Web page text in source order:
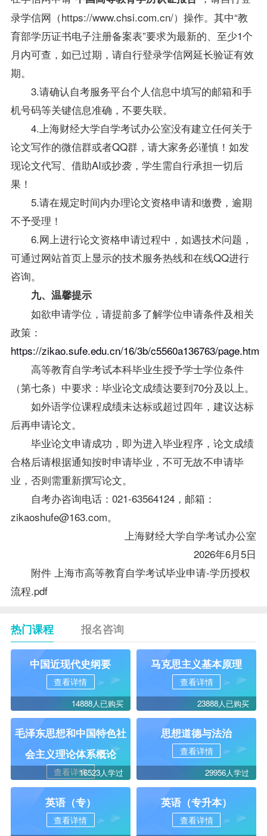
录学信网（https://www.chsi.com.cn/）操作。其中“教
育部学历证书电子注册备案表”要求为最新的、至少1个
月内可查，如已过期，请自行登录学信网延长验证有效
期。
3.请确认自考服务平台个人信息中填写的邮箱和手
机号码等关键信息准确，不要失联。
4.上海财经大学自学考试办公室没有建立任何关于
论文写作的微信群或者QQ群，请大家务必谨慎！如发
现论文代写、借助AI或抄袭，学生需自行承担一切后
果！
5.请在规定时间内办理论文资格申请和缴费，逾期
不予受理！
6.网上进行论文资格申请过程中，如遇技术问题，
可通过网站首页上显示的技术服务热线和在线QQ进行
咨询。
九、温馨提示
如欲申请学位，请提前多了解学位申请条件及相关
政策：
https://zikao.sufe.edu.cn/16/3b/c5560a136763/page.htm
高等教育自学考试本科毕业生授予学士学位条件
（第七条）中要求：毕业论文成绩达要到70分及以上。
如外语学位课程成绩未达标或超过四年，建议达标
后再申请论文。
毕业论文申请成功，即为进入毕业程序，论文成绩
合格后请根据通知按时申请毕业，不可无故不申请毕
业，否则需重新撰写论文。
自考办咨询电话：021-63564124，邮箱：
zikaoshufe@163.com。
上海财经大学自学考试办公室
2026年6月5日
附件 上海市高等教育自学考试毕业申请-学历授权
流程.pdf
热门课程 报名咨询
中国近现代史纲要
查看详情
14888人已购买
马克思主义基本原理
查看详情
23888人已购买
毛泽东思想和中国特色社
会主义理论体系概论
查看详情16523人学过
思想道德与法治
查看详情
29956人学过
英语（专）
查看详情
英语（专升本）
查看详情